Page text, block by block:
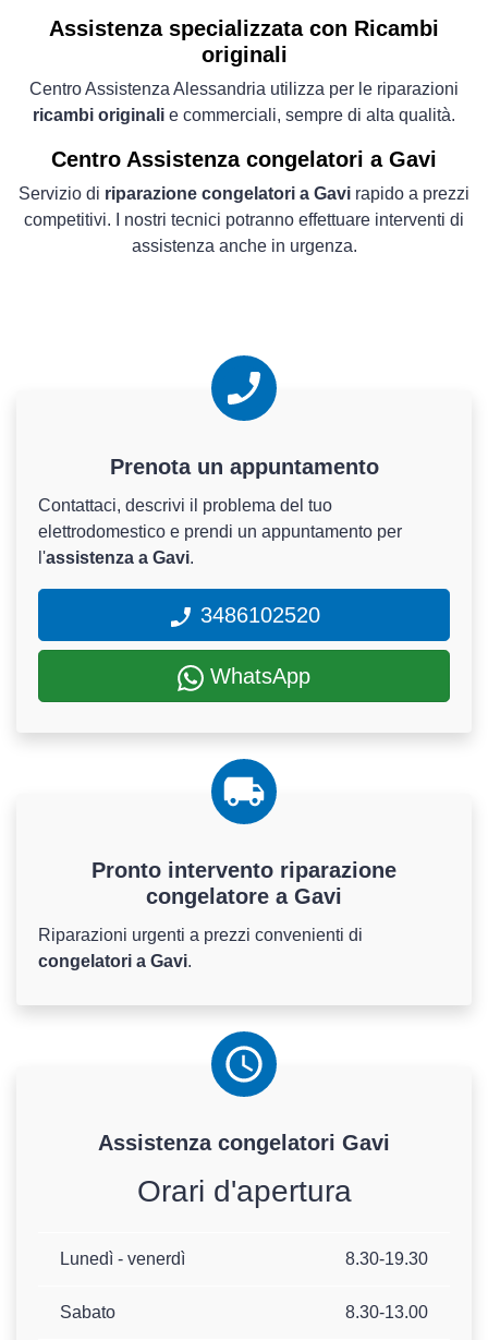
Assistenza specializzata con Ricambi
originali
Centro Assistenza Alessandria utilizza per le riparazioni
ricambi originali e commerciali, sempre di alta qualità.
Centro Assistenza congelatori a Gavi
Servizio di riparazione congelatori a Gavi rapido a prezzi
competitivi. I nostri tecnici potranno effettuare interventi di
assistenza anche in urgenza.
Prenota un appuntamento
Contattaci, descrivi il problema del tuo
elettrodomestico e prendi un appuntamento per
l'assistenza a Gavi.
3486102520
WhatsApp
Pronto intervento riparazione
congelatore a Gavi
Riparazioni urgenti a prezzi convenienti di
congelatori a Gavi.
Assistenza congelatori Gavi
Orari d'apertura
Lunedì - venerdì 8.30-19.30
Sabato 8.30-13.00